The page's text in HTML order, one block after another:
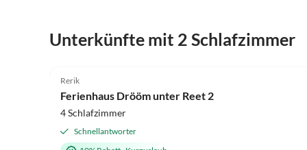
Unterkünfte mit 2 Schlafzimmer
Tour
Strandurlaub
Rerik
Ferienhaus Drööm unter Reet 2
4 Schlafzimmer
Schnellantworter